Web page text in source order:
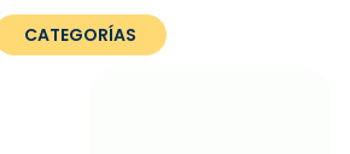
CATEGORÍAS